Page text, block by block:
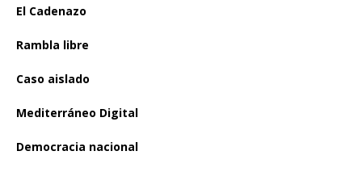
El Cadenazo
Rambla libre
Caso aislado
Mediterráneo Digital
Democracia nacional